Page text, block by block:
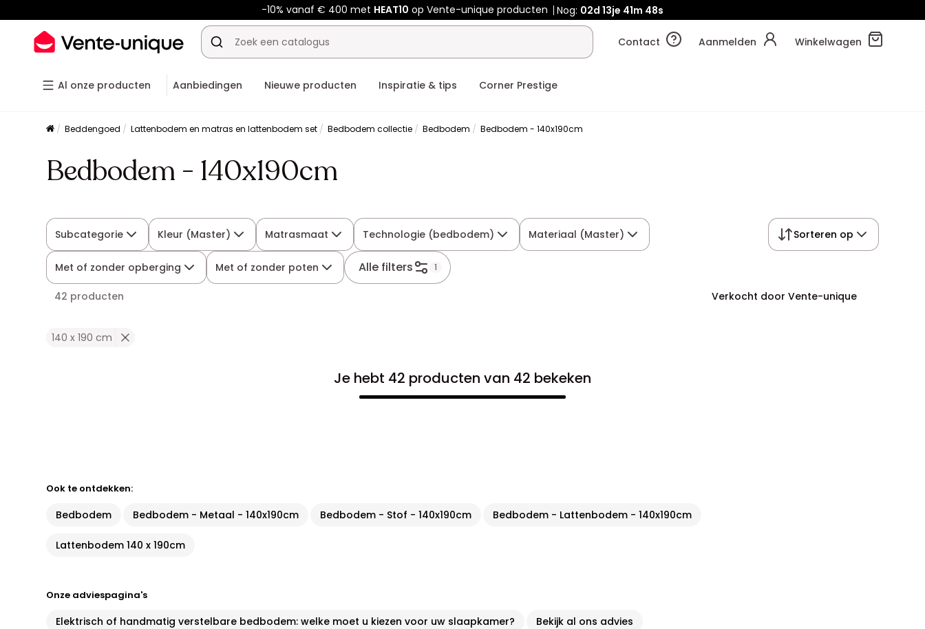
-10% vanaf € 400 met HEAT10 op Vente-unique producten Nog: 02d 13je 41m 47s
Contact Aanmelden Winkelwagen
Al onze producten Aanbiedingen Nieuwe producten Inspiratie & tips Corner Prestige
Beddengoed Lattenbodem en matras en lattenbodem set Bedbodem collectie Bedbodem Bedbodem - 140x190cm
Bedbodem - 140x190cm
Subcategorie Kleur (Master) Matrasmaat Technologie (bedbodem) Materiaal (Master)
Met of zonder opberging Met of zonder poten Alle filters 1
Sorteren op
42 producten Verkocht door Vente-unique
140 x 190 cm
Je hebt 42 producten van 42 bekeken
Ook te ontdekken:
Bedbodem Bedbodem - Metaal - 140x190cm Bedbodem - Stof - 140x190cm Bedbodem - Lattenbodem - 140x190cm
Lattenbodem 140 x 190cm
Onze adviespagina's
Elektrisch of handmatig verstelbare bedbodem: welke moet u kiezen voor uw slaapkamer? Bekijk al ons advies